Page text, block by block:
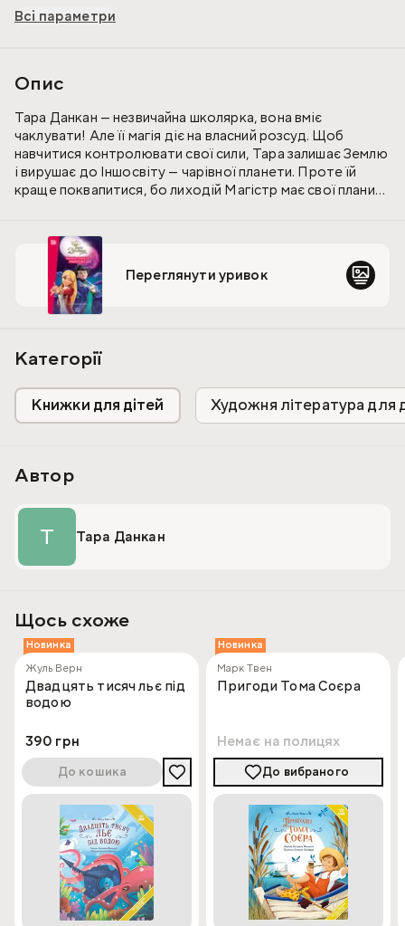
Всі параметри
Опис
Тара Данкан — незвичайна школярка, вона вміє
чаклувати! Але її магія діє на власний розсуд. Щоб
навчитися контролювати свої сили, Тара залишає Землю
і вирушає до Іншосвіту — чарівної планети. Проте їй
краще поквапитися, бо лиходій Магістр має свої плани
На читача чекають неймовірні пригоди команди
чарівників.
Переглянути уривок
Категорії
Книжки для дітей Художня література для
Автор
Т Тара Данкан
Щось схоже
Новинка
Жуль Верн
Двадцять тисяч льє під
водою
390 грн
До кошика
Новинка
Марк Твен
Пригоди Тома Соєра
Немає на полицях
До вибраного